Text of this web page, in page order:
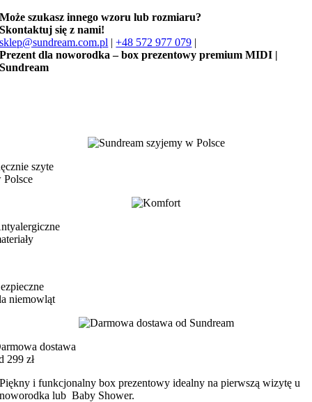
Może szukasz innego wzoru lub rozmiaru?
Skontaktuj się z nami!
sklep@sundream.com.pl |+48 572 977 079 |
Prezent dla noworodka – box prezentowy premium MIDI |
Sundream
szyte
Polsce
niemowląt
dostawa
299 zł
Piękny i funkcjonalny box prezentowy idealny na pierwszą wizytę u
noworodka lub Baby Shower.